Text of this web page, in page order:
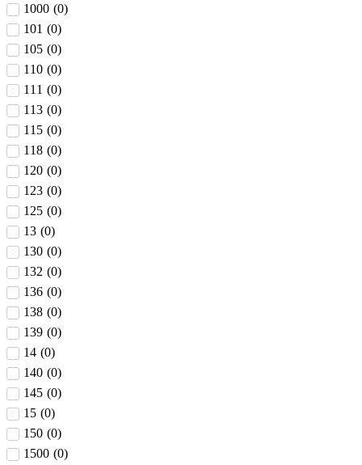
1000 (0)
101 (0)
105 (0)
110 (0)
111 (0)
113 (0)
115 (0)
118 (0)
120 (0)
123 (0)
125 (0)
13 (0)
130 (0)
132 (0)
136 (0)
138 (0)
139 (0)
14 (0)
140 (0)
145 (0)
15 (0)
150 (0)
1500 (0)